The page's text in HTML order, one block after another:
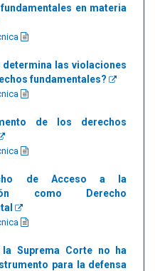
en materia
determina las violaciones
fundamentales?
de los derechos
de Acceso a la
como Derecho
Suprema Corte no ha
para la defensa